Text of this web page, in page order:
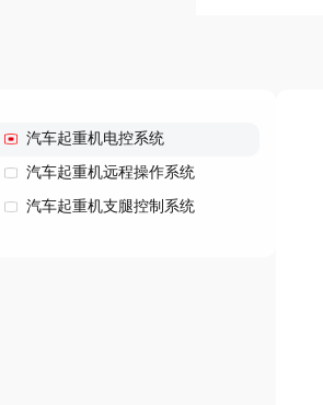
汽车起重机电控系统
汽车起重机远程操作系统
汽车起重机支腿控制系统